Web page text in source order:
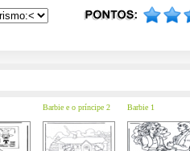
Barbie e o príncipe 2 Barbie 1